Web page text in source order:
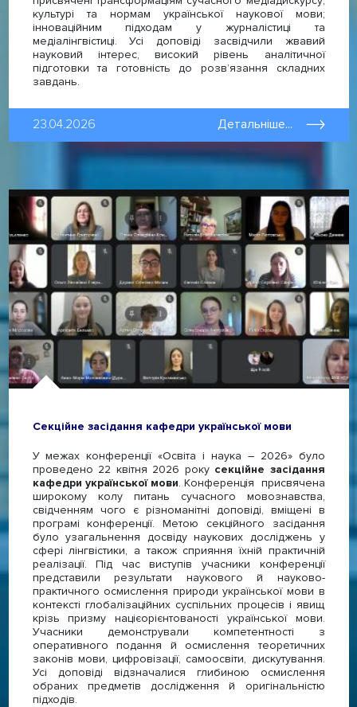
культурі та нормам української наукової мови;
інноваційним підходам у журналістиці та
медіалінгвістиці. Усі доповіді засвідчили жвавий
науковий інтерес, високий рівень аналітичної
підготовки та готовність до розв’язання складних
завдань.
23.04.2026 Детальніше...
Секційне засідання кафедри української мови
У межах конференції «Освіта і наука – 2026» було
проведено 22 квітня 2026 року секційне засідання
кафедри української мови. Конференція присвячена
широкому колу питань сучасного мовознавства,
свідченням чого є різноманітні доповіді, вміщені в
програмі конференції. Метою секційного засідання
було узагальнення досвіду наукових досліджень у
сфері лінгвістики, а також сприяння їхній практичній
реалізації. Під час виступів учасники конференції
представили результати наукового й науково-
практичного осмислення природи української мови в
контексті глобалізаційних суспільних процесів і явищ
крізь призму націєорієнтованості української мови.
Учасники демонстрували компетентності з
оперативного подання й осмислення теоретичних
законів мови, цифровізації, самоосвіти, дискутування.
Усі доповіді відзначалися глибиною осмислення
обраних предметів дослідження й оригінальністю
підходів.